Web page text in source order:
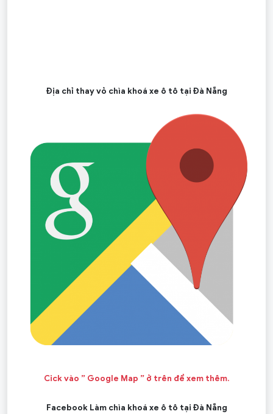
Địa chỉ thay vỏ chìa khoá xe ô tô tại Đà Nẵng
Cick vào ” Google Map ” ở trên để xem thêm.
Facebook Làm chìa khoá xe ô tô tại Đà Nẵng